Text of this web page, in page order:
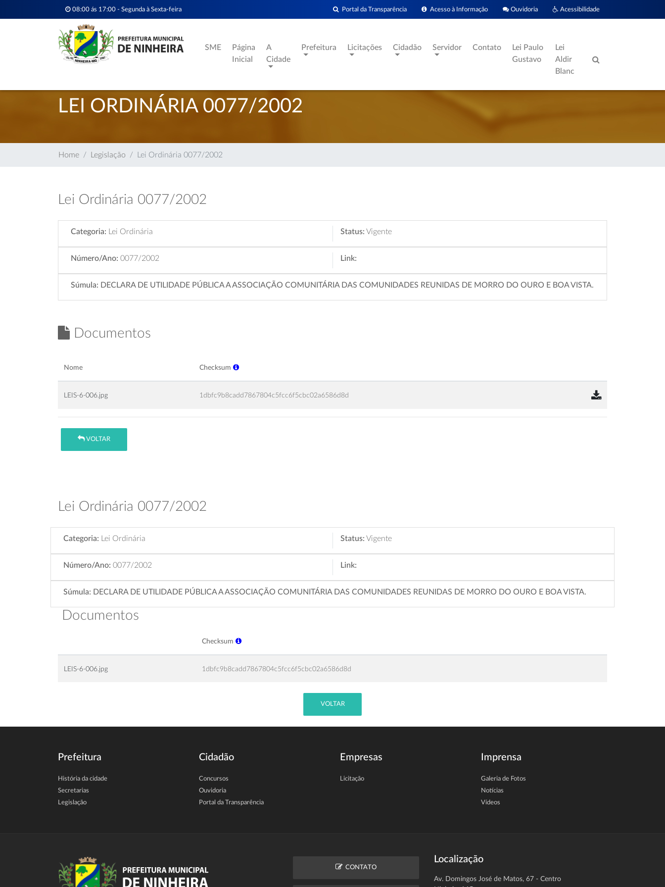
08:00 ás 17:00 - Segunda à Sexta-feira Acessibilidade
Ouvidoria
Acesso à Informação
Portal da Transparência
SME
Página
Inicial
A
Cidade
Prefeitura Licitações Cidadão Servidor Contato
Lei Paulo
Gustavo
Lei
Aldir
Blanc
LEI ORDINÁRIA 0077/2002
Home Legislação Lei Ordinária 0077/2002
Lei Ordinária 0077/2002
Categoria: Lei Ordinária Status: Vigente
Número/Ano: 0077/2002 Link:
Súmula: DECLARA DE UTILIDADE PÚBLICA A ASSOCIAÇÃO COMUNITÁRIA DAS COMUNIDADES REUNIDAS DE MORRO DO OURO E BOA VISTA.
Documentos
Nome Checksum
LEIS-6-006.jpg 1dbfc9b8cadd7867804c5fcc6f5cbc02a6586d8d
VOLTAR
Lei Ordinária 0077/2002
Categoria: Lei Ordinária Status: Vigente
Número/Ano: 0077/2002 Link:
Súmula: DECLARA DE UTILIDADE PÚBLICA A ASSOCIAÇÃO COMUNITÁRIA DAS COMUNIDADES REUNIDAS DE MORRO DO OURO E BOA VISTA.
Documentos
Checksum
LEIS-6-006.jpg 1dbfc9b8cadd7867804c5fcc6f5cbc02a6586d8d
VOLTAR
Prefeitura
História da cidade
Secretarias
Legislação
Cidadão
Concursos
Ouvidoria
Portal da Transparência
Empresas
Licitação
Imprensa
Galeria de Fotos
Notícias
Vídeos
CONTATO
Localização
Av. Domingos José de Matos, 67 - Centro